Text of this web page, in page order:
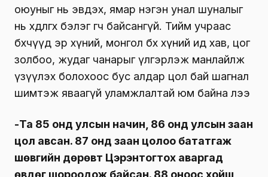
оюуныг нь эвдэх, ямар нэгэн унал шуналыг
нь хөдөлгөх бэлэг өгч байсангүй. Тийм учраас
бөхчүүд эр хүний, монгол бөх хүний ид хав, цог
золбоо, жудаг чанарыг үлгэрлэж манлайлж
үзүүлэх болохоос бус алдар цол бай шагнал
шимтэж яваагүй уламжлалтай юм байна лээ
-Та 85 онд улсын начин, 86 онд улсын заан
цол авсан. 87 онд заан цолоо бататгаж
шөвгийн дөрөвт Цэрэнтогтох аваргад
өвдөг шороодож байсан. 88 оноос хойш